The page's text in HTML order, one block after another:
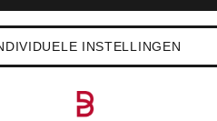
INSTELLINGEN